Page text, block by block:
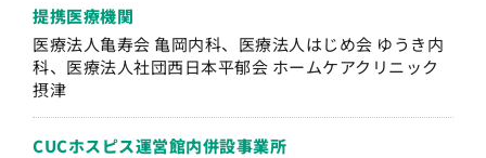
提携医療機関
医療法人亀寿会 亀岡内科、医療法人はじめ会 ゆうき内
科、医療法人社団西日本平郁会 ホームケアクリニック
摂津
CUCホスピス運営館内併設事業所